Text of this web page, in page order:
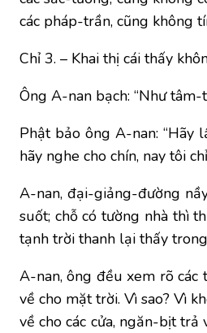
các pháp-trần, cũng không
Chỉ 3. – Khai thị cái thấy
Ông A-nan bạch: “Như
Phật bảo ông A-nan: “Hãy
hãy nghe cho chín, nay tôi
A-nan, đại-giảng-đường
suốt; chỗ có tường nhà thì
tạnh trời thanh lại thấy
A-nan, ông đều xem rõ các
về cho mặt trời. Vì sao? Vì
về cho các cửa, ngăn-bịt